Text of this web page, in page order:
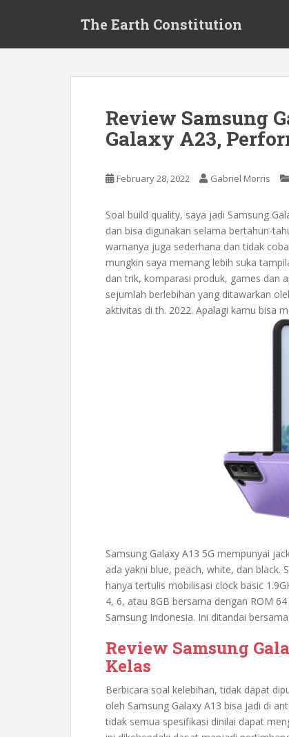
The Earth Constitution
Review Samsung
Galaxy A23,
February 28, 2022 Gabriel Morris
Soal build quality, saya jadi Samsung
dan bisa digunakan selama bertahun-
warnanya juga sederhana dan tidak
mungkin saya memang lebih suka
dan trik, komparasi produk, games dan
sejumlah berlebihan yang ditawarkan
aktivitas di th. 2022. Apalagi kamu bisa
Samsung Galaxy A13 5G mempunyai
ada yakni blue, peach, white, dan black.
hanya tertulis mobilisasi clock basic
4, 6, atau 8GB bersama dengan ROM
Samsung Indonesia. Ini ditandai
Review Samsung
Kelas
Berbicara soal kelebihan, tidak dapat
oleh Samsung Galaxy A13 bisa jadi di
tidak semua spesifikasi dinilai dapat